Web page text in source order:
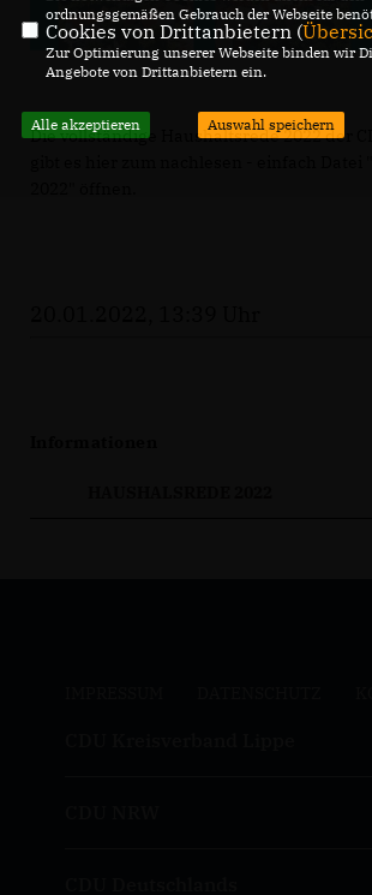
Die vollständige Haushaltsrede 2022 der
ordnungsgemäßen Gebrauch der Webseite
Cookies von Drittanbietern (
Zur Optimierung unserer Webseite binden wir
Angebote von Drittanbietern ein.
Alle akzeptieren Auswahl speichern